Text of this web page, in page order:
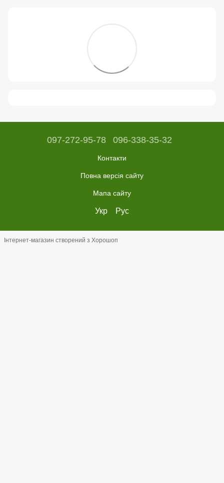
097-272-95-78 096-338-35-32
Контакти
Повна версія сайту
Мапа сайту
Укр Рус
Інтернет-магазин створений з Хорошоп